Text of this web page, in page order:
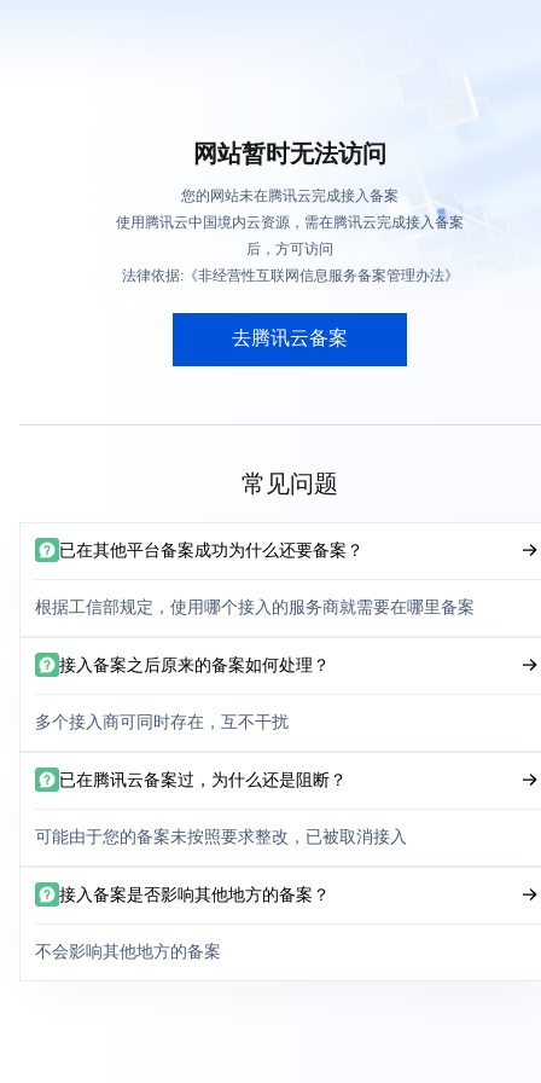
网站暂时无法访问
您的网站未在腾讯云完成接入备案
使用腾讯云中国境内云资源，需在腾讯云完成接入备案
后，方可访问
法律依据:《非经营性互联网信息服务备案管理办法》
去腾讯云备案
常见问题
已在其他平台备案成功为什么还要备案？
根据工信部规定，使用哪个接入的服务商就需要在哪里备案
接入备案之后原来的备案如何处理？
多个接入商可同时存在，互不干扰
已在腾讯云备案过，为什么还是阻断？
可能由于您的备案未按照要求整改，已被取消接入
接入备案是否影响其他地方的备案？
不会影响其他地方的备案